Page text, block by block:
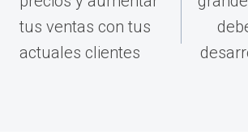
tus ventas con tus
actuales clientes